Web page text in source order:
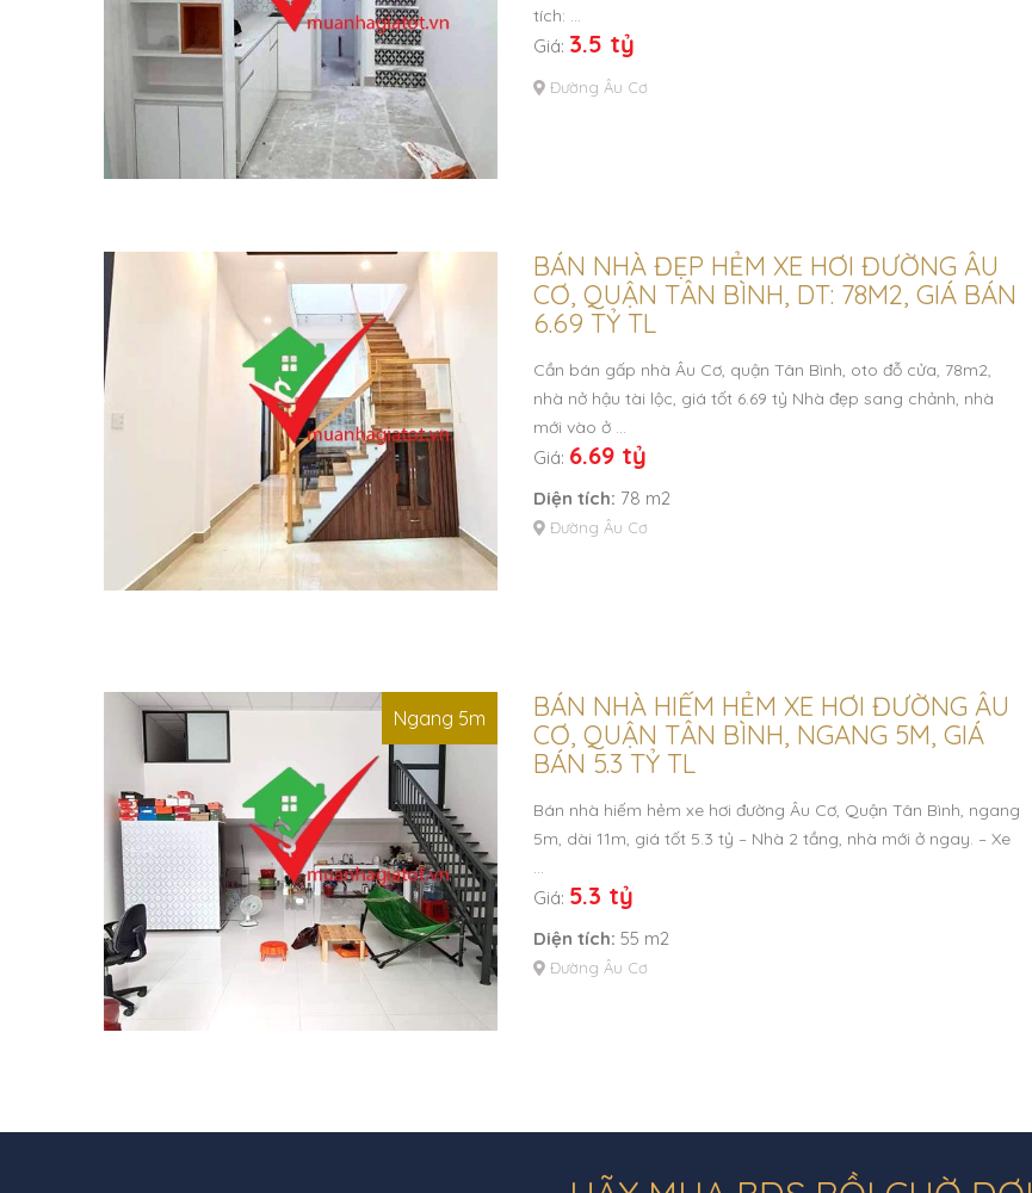
tích: …
Giá: 3.5 tỷ
Đường Âu Cơ
BÁN NHÀ ĐẸP HẺM XE HƠI ĐƯỜNG ÂU
CƠ, QUẬN TÂN BÌNH, DT: 78M2, GIÁ BÁN
6.69 TỶ TL
Cần bán gấp nhà Âu Cơ, quận Tân Bình, oto đỗ cửa, 78m2,
nhà nở hậu tài lộc, giá tốt 6.69 tỷ Nhà đẹp sang chảnh, nhà
mới vào ở …
Giá: 6.69 tỷ
Diện tích: 78 m2
Đường Âu Cơ
Ngang 5m
BÁN NHÀ HIẾM HẺM XE HƠI ĐƯỜNG ÂU
CƠ, QUẬN TÂN BÌNH, NGANG 5M, GIÁ
BÁN 5.3 TỶ TL
Bán nhà hiếm hẻm xe hơi đường Âu Cơ, Quận Tân Bình, ngang
5m, dài 11m, giá tốt 5.3 tỷ – Nhà 2 tầng, nhà mới ở ngay. – Xe
…
Giá: 5.3 tỷ
Diện tích: 55 m2
Đường Âu Cơ